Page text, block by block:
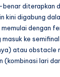
diterapkan
kini digabung
dengan
masuk ke
atau obstacle
(kombinasi lari